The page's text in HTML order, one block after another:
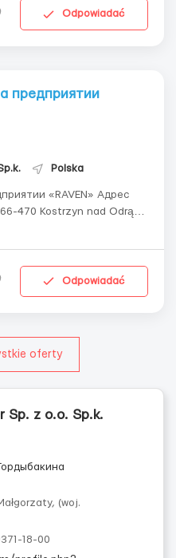
Odpowiadać
предприятии
Polska
«RAVEN» Адрес
470 Kostrzyn nad Odrą
до места раб...
Odpowiadać
oferty
Sp. z o.o. Sp.k.
(woj.
18-00